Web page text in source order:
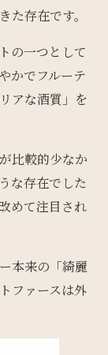
た存在です。
の一つとして
かでフルーテ
アな酒質」を
比較的少なか
な存在でした
めて注目され
本来の「綺麗
ファースは外